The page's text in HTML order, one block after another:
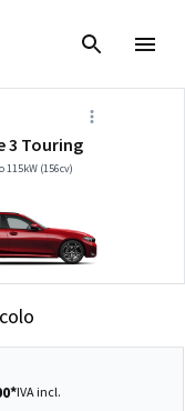
3 Touring
(156cv)
IVA incl.